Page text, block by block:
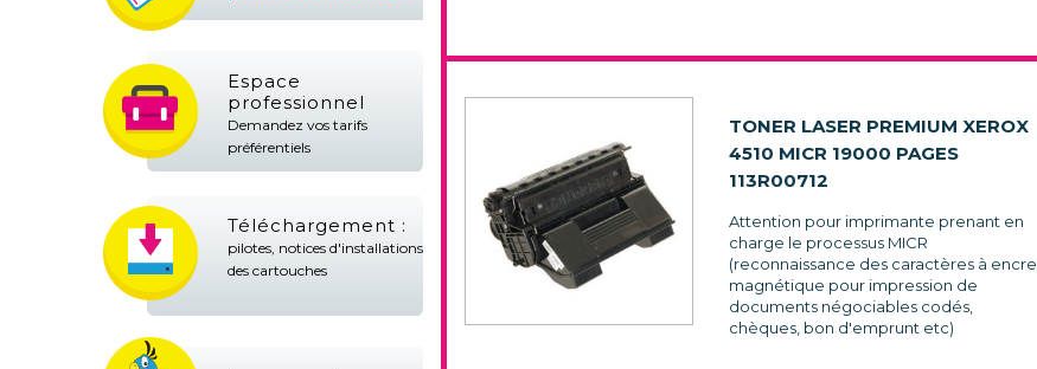
Espace
professionnel
Demandez vos tarifs
préférentiels
Téléchargement :
pilotes, notices d'installations
des cartouches
TONER LASER PREMIUM XEROX
4510 MICR 19000 PAGES
113R00712
Attention pour imprimante prenant en
charge le processus MICR
(reconnaissance des caractères à encre
magnétique pour impression de
documents négociables codés,
chèques, bon d'emprunt etc)